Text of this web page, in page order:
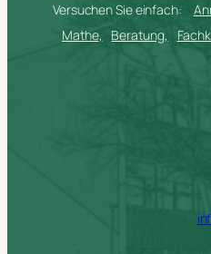
Versuchen Sie einfach:
Mathe
Beratung